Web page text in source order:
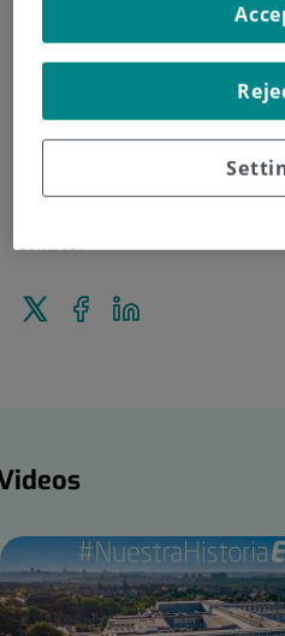
¿Qué cambia con la llegada de
quirúrgicos más avanzados? El
del Hospital Universitario Rey
Moradiellos, del Hospital
el Dr. Damián García Olmo, del
Fundación Jiménez Díaz,
centros.
Tweet
this
Share
on